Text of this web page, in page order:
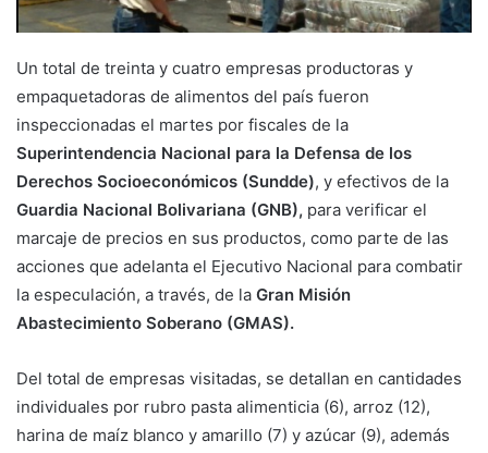
Un total de treinta y cuatro empresas productoras y
empaquetadoras de alimentos del país fueron
inspeccionadas el martes por fiscales de la
Superintendencia Nacional para la Defensa de los
Derechos Socioeconómicos (Sundde), y efectivos de la
Guardia Nacional Bolivariana (GNB), para verificar el
marcaje de precios en sus productos, como parte de las
acciones que adelanta el Ejecutivo Nacional para combatir
la especulación, a través, de la Gran Misión
Abastecimiento Soberano (GMAS).
Del total de empresas visitadas, se detallan en cantidades
individuales por rubro pasta alimenticia (6), arroz (12),
harina de maíz blanco y amarillo (7) y azúcar (9), además